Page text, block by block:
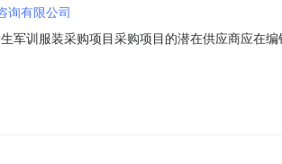
询有限公司
训服装采购项目采购项目的潜在供应商应在
）最高限价（如有）：48.0000000万元（人